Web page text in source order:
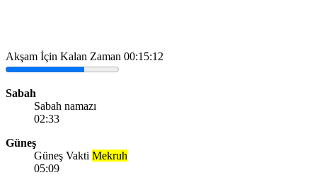
Akşam İçin Kalan Zaman 00:15:12
Sabah
Sabah namazı
02:33
Güneş
Güneş Vakti Mekruh
05:09